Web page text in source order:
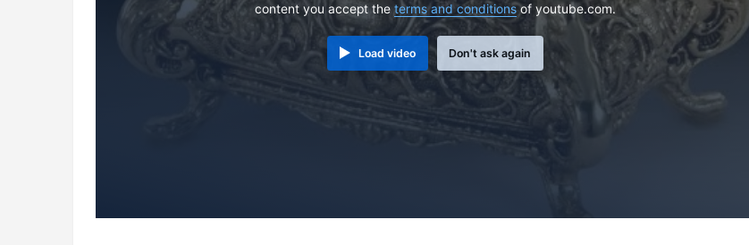
content you accept theterms and conditionsof youtube.com.
Load video Don't ask again